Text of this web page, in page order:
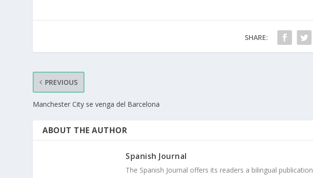
SHARE:
PREVIOUS
Manchester City se venga del Barcelona
ABOUT THE AUTHOR
Spanish Journal
The Spanish Journal offers its readers a bilingual